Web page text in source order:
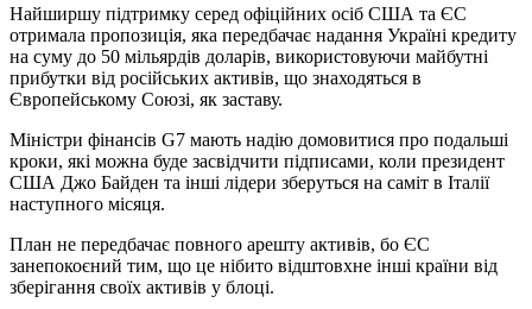
Найширшу підтримку серед офіційних осіб США та ЄС
отримала пропозиція, яка передбачає надання Україні кредиту
на суму до 50 мільярдів доларів, використовуючи майбутні
прибутки від російських активів, що знаходяться в
Європейському Союзі, як заставу.
Міністри фінансів G7 мають надію домовитися про подальші
кроки, які можна буде засвідчити підписами, коли президент
США Джо Байден та інші лідери зберуться на саміт в Італії
наступного місяця.
План не передбачає повного арешту активів, бо ЄС
занепокоєний тим, що це нібито відштовхне інші країни від
зберігання своїх активів у блоці.